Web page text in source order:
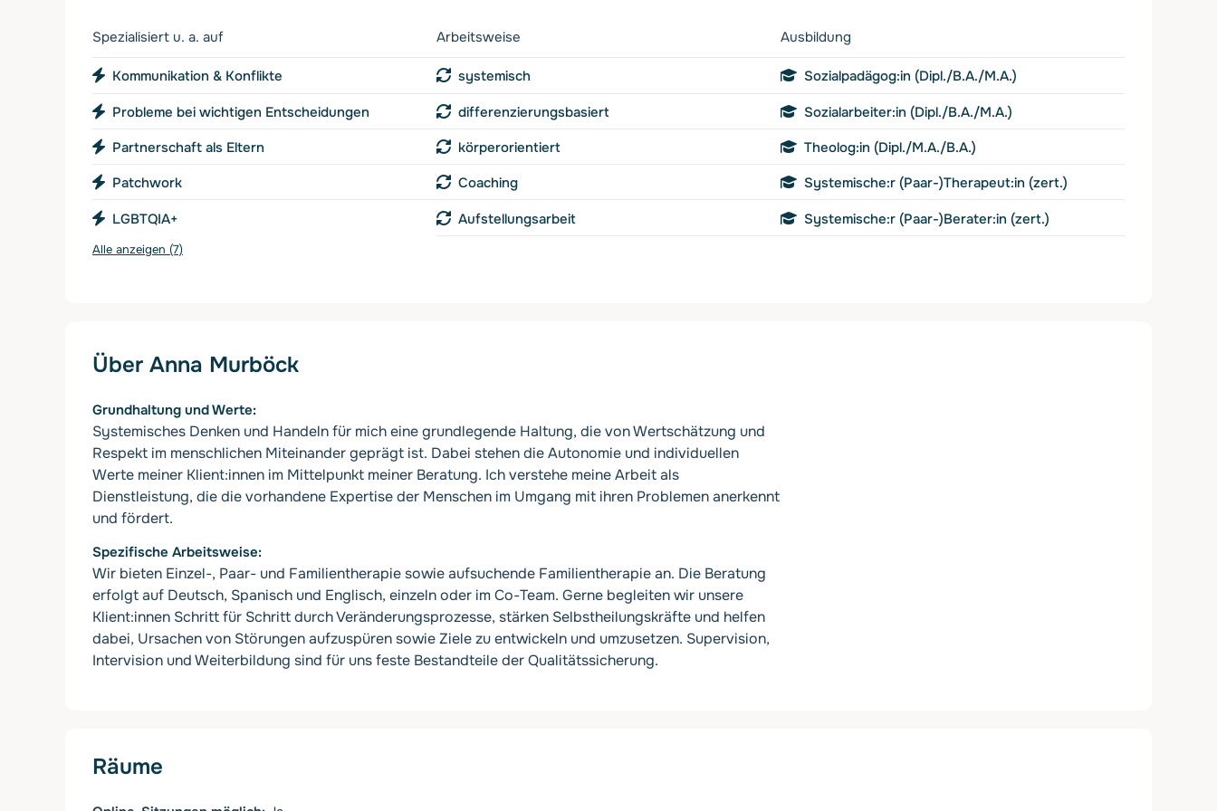
Spezialisiert u. a. auf
Kommunikation & Konflikte
Probleme bei wichtigen Entscheidungen
Partnerschaft als Eltern
Patchwork
LGBTQIA+
Alle anzeigen (7)
Arbeitsweise
systemisch
differenzierungsbasiert
körperorientiert
Coaching
Aufstellungsarbeit
Ausbildung
Sozialpadägog:in (Dipl./B.A./M.A.)
Sozialarbeiter:in (Dipl./B.A./M.A.)
Theolog:in (Dipl./M.A./B.A.)
Systemische:r (Paar-)Therapeut:in (zert.)
Systemische:r (Paar-)Berater:in (zert.)
Über Anna Murböck
Grundhaltung und Werte
Systemisches Denken und Handeln für mich eine grundlegende Haltung, die von Wertschätzung und
Respekt im menschlichen Miteinander geprägt ist. Dabei stehen die Autonomie und individuellen
Werte meiner Klient:innen im Mittelpunkt meiner Beratung. Ich verstehe meine Arbeit als
Dienstleistung, die die vorhandene Expertise der Menschen im Umgang mit ihren Problemen anerkennt
und fördert.
Spezifische Arbeitsweise
Wir bieten Einzel-, Paar- und Familientherapie sowie aufsuchende Familientherapie an. Die Beratung
erfolgt auf Deutsch, Spanisch und Englisch, einzeln oder im Co-Team. Gerne begleiten wir unsere
Klient:innen Schritt für Schritt durch Veränderungsprozesse, stärken Selbstheilungskräfte und helfen
dabei, Ursachen von Störungen aufzuspüren sowie Ziele zu entwickeln und umzusetzen. Supervision,
Intervision und Weiterbildung sind für uns feste Bestandteile der Qualitätssicherung.
Räume